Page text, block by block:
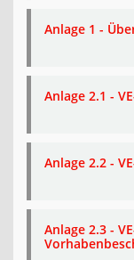
Anlage 1 -
Anlage 2.1 -
Anlage 2.2 -
Anlage 2.3 -